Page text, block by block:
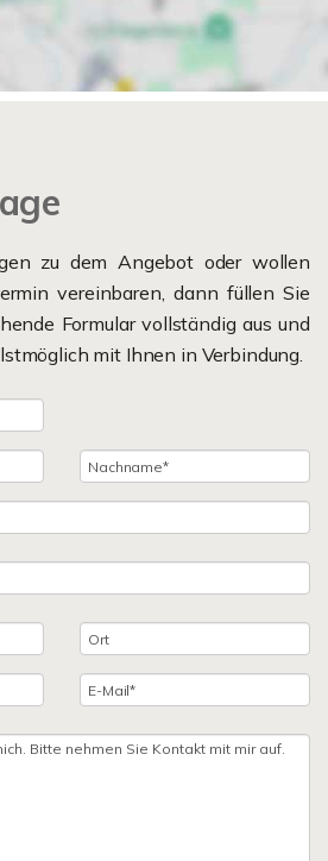
zu dem Angebot oder wollen
vereinbaren, dann füllen Sie
Formular vollständig aus und
mit Ihnen in Verbindung.